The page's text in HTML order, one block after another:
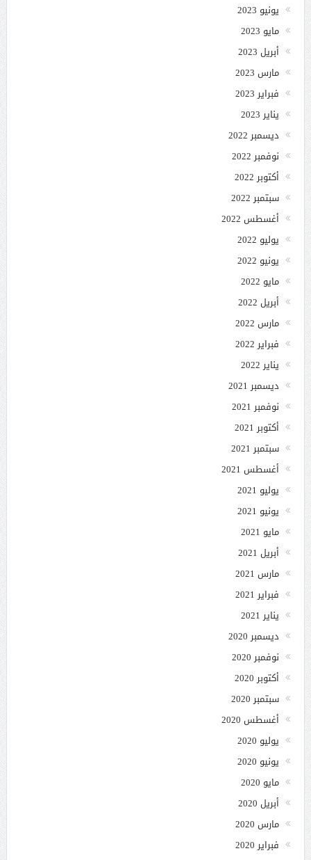
يونيو 2023
مايو 2023
أبريل 2023
مارس 2023
فبراير 2023
يناير 2023
ديسمبر 2022
نوفمبر 2022
أكتوبر 2022
سبتمبر 2022
أغسطس 2022
يوليو 2022
يونيو 2022
مايو 2022
أبريل 2022
مارس 2022
فبراير 2022
يناير 2022
ديسمبر 2021
نوفمبر 2021
أكتوبر 2021
سبتمبر 2021
أغسطس 2021
يوليو 2021
يونيو 2021
مايو 2021
أبريل 2021
مارس 2021
فبراير 2021
يناير 2021
ديسمبر 2020
نوفمبر 2020
أكتوبر 2020
سبتمبر 2020
أغسطس 2020
يوليو 2020
يونيو 2020
مايو 2020
أبريل 2020
مارس 2020
فبراير 2020